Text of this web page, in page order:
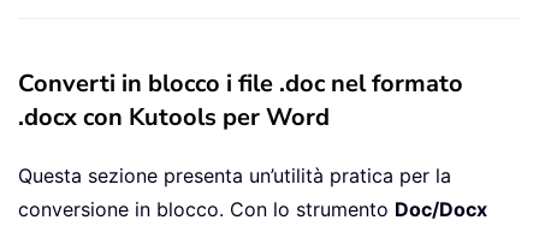
Converti in blocco i file .doc nel formato
.docx con Kutools per Word
Questa sezione presenta un’utilità pratica per la
conversione in blocco. Con lo strumento Doc/Docx